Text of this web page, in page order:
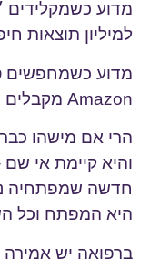
מדוע כשמקלידים
למיליון תוצאות
מדוע כשמחפשים
Amazon מקבלים מעל ל-100 אלף ספרים?
הרי אם מישהו
והיא קיימת אי
חדשה שמפתחיה
היא המפתח וכל
ברפואה יש